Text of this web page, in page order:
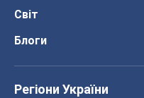
Світ
Блоги
Регіони України